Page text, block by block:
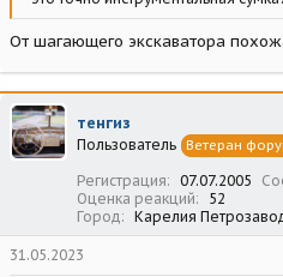
От шагающего экскаватора
тенгиз
Пользователь Ветеран
Регистрация 07.07.2005
Оценка реакций
52
Город
Карелия
31.05.2023